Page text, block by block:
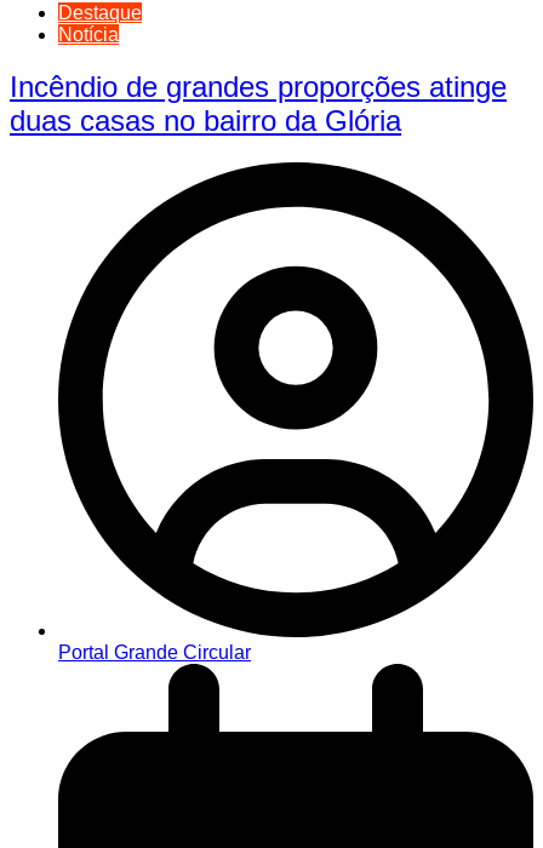
Destaque
Notícia
Incêndio de grandes proporções atinge
duas casas no bairro da Glória
Portal Grande Circular